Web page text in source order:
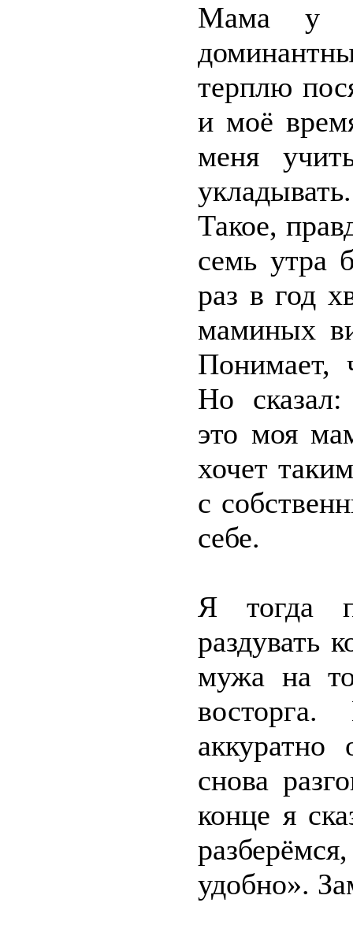
Мама у
терплю
и моё
меня
Такое,
семь утра
раз в год
маминых
Понимает,
Но сказал:
это моя
хочет
с
себе.
Я тогда
раздувать
мужа на
снова
конце я
удобно».